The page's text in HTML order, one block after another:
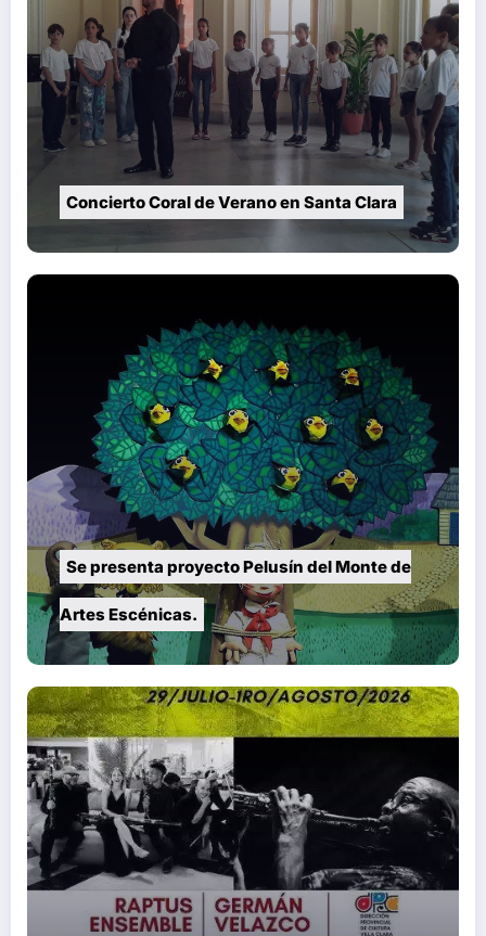
Concierto Coral de Verano en Santa Clara
Se presenta proyecto Pelusín del Monte de
Artes Escénicas.